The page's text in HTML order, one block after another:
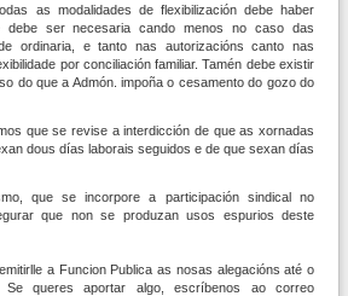
as modalidades de flexibilización debe haber
debe ser necesaria cando menos no caso das
ordinaria, e tanto nas autorizacións canto nas
por conciliación familiar. Tamén debe existir
do que a Admón. impoña o cesamento do gozo do
que se revise a interdicción de que as xornadas
dous días laborais seguidos e de que sexan días
que se incorpore a participación sindical no
que non se produzan usos espurios deste
a Funcion Publica as nosas alegacións até o
queres aportar algo, escríbenos ao correo